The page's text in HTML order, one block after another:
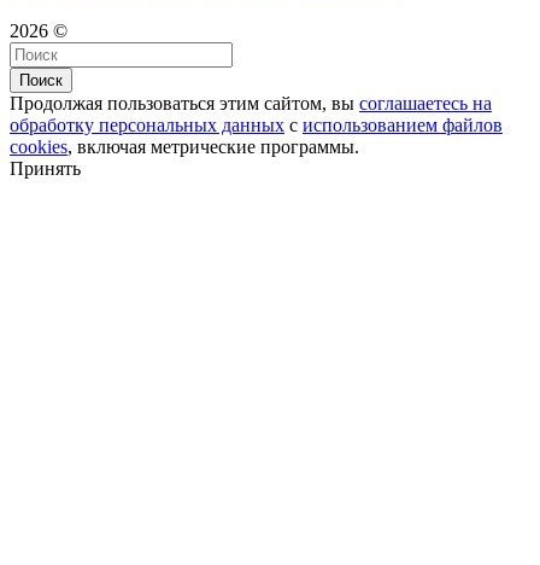
2026 ©
Поиск
Продолжая пользоваться этим сайтом, вы соглашаетесь на
обработку персональных данных с использованием файлов
cookies, включая метрические программы.
Принять